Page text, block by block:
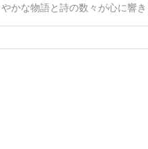
かな物語と詩の数々が心に響き